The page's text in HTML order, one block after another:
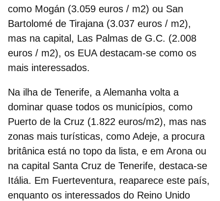
como Mogán (3.059 euros / m2) ou San
Bartolomé de Tirajana (3.037 euros / m2),
mas na capital, Las Palmas de G.C. (2.008
euros / m2), os EUA destacam-se como os
mais interessados.
Na ilha de Tenerife, a Alemanha volta a
dominar quase todos os municípios, como
Puerto de la Cruz (1.822 euros/m2), mas nas
zonas mais turísticas, como Adeje, a procura
britânica está no topo da lista, e em Arona ou
na capital Santa Cruz de Tenerife, destaca-se
Itália. Em Fuerteventura, reaparece este país,
enquanto os interessados do Reino Unido